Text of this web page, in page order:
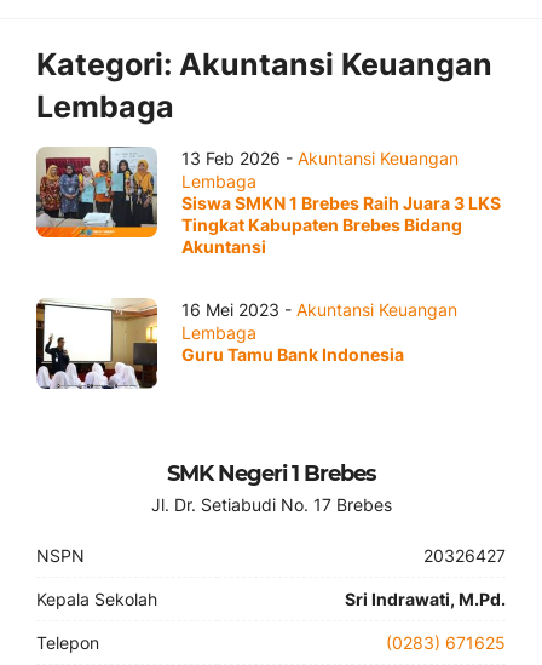
Kategori: Akuntansi Keuangan
Lembaga
13 Feb 2026 - Akuntansi Keuangan
Lembaga
Siswa SMKN 1 Brebes Raih Juara 3 LKS
Tingkat Kabupaten Brebes Bidang
Akuntansi
16 Mei 2023 - Akuntansi Keuangan
Lembaga
Guru Tamu Bank Indonesia
SMK Negeri 1 Brebes
Jl. Dr. Setiabudi No. 17 Brebes
NSPN 20326427
Kepala Sekolah Sri Indrawati, M.Pd.
Telepon (0283) 671625